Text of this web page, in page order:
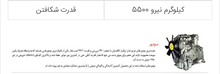
کیلوگرم نیرو 5500
قدرت شکافتن